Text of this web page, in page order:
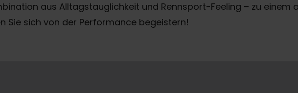
aus Alltagstauglichkeit und Rennsport-Feeling – zu einem
Sie sich von der Performance begeistern!